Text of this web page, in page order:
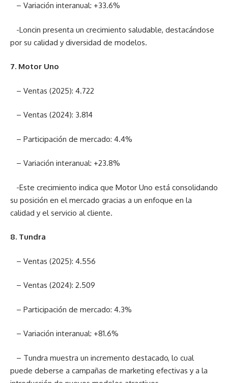
– Variación interanual: +33.6%
-Loncin presenta un crecimiento saludable, destacándose
por su calidad y diversidad de modelos.
7. Motor Uno
– Ventas (2025): 4.722
– Ventas (2024): 3.814
– Participación de mercado: 4.4%
– Variación interanual: +23.8%
-Este crecimiento indica que Motor Uno está consolidando
su posición en el mercado gracias a un enfoque en la
calidad y el servicio al cliente.
8. Tundra
– Ventas (2025): 4.556
– Ventas (2024): 2.509
– Participación de mercado: 4.3%
– Variación interanual: +81.6%
– Tundra muestra un incremento destacado, lo cual
puede deberse a campañas de marketing efectivas y a la